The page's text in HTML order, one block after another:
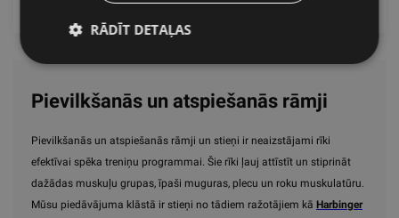
Pievilkšanās un atspiešanās rāmji
Pievilkšanās un atspiešanās rāmji un stieņi ir neaizstājami rīki
efektīvai spēka treniņu programmai. Šie rīki ļauj attīstīt un stiprināt
dažādas muskuļu grupas, īpaši muguras, plecu un roku muskulatūru.
Mūsu piedāvājuma klāstā ir stieņi no tādiem ražotājiem kā Harbinger
RĀDĪT DETAĻAS